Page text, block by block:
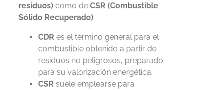
residuos) como de CSR (Combustible
Sólido Recuperado):
CDR es el término general para el
combustible obtenido a partir de
residuos no peligrosos, preparado
para su valorización energética.
CSR suele emplearse para